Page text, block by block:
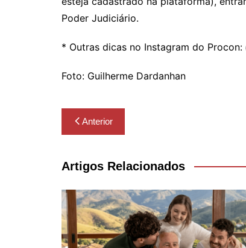
Poder Judiciário.
* Outras dicas no Instagram do Procon:
Foto: Guilherme Dardanhan
Navegação
de
Post
Anterior
Artigos Relacionados